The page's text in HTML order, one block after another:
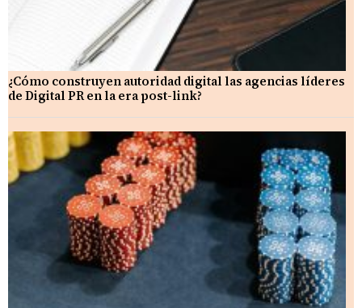
¿Cómo construyen autoridad digital las agencias líderes
de Digital PR en la era post-link?